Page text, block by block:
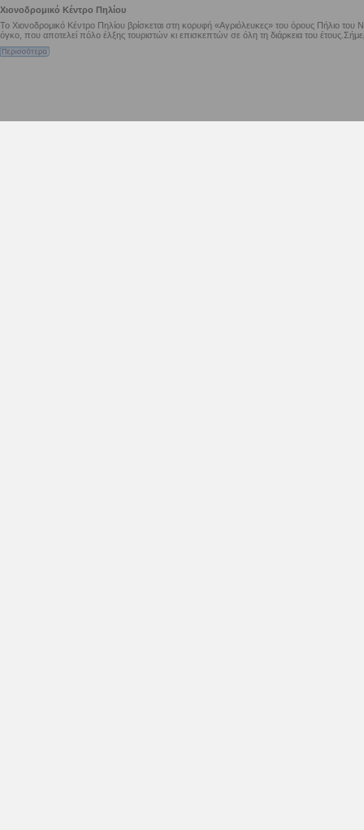
Χιονοδρομικό Κέντρο Πηλίου
Το Χιονοδρομικό Κέντρο Πηλίου βρίσκεται στη κορυφή «Αγριόλευκες» του όρους Πήλιο του
όγκο, που αποτελεί πόλο έλξης τουριστών κι επισκεπτών σε όλη τη διάρκεια του